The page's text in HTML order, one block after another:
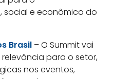
social e econômico do
Brasil – O Summit vai
para o setor,
nos eventos,